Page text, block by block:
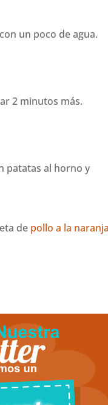
un poco de agua.
2 minutos más.
patatas al horno y
de pollo a la